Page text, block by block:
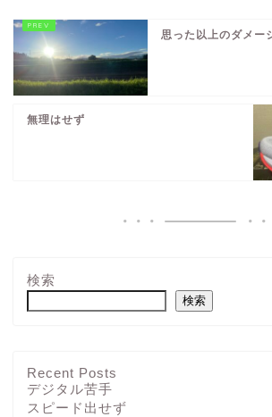
思った以上のダメー
無理はせず
検索
検索
Recent Posts
デジタル苦手
スピード出せず